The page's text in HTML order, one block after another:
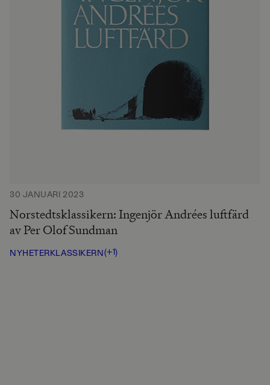
30 JANUARI 2023
Norstedtsklassikern: Ingenjör Andrées luftfärd
av Per Olof Sundman
NYHETERKLASSIKERN(+1)